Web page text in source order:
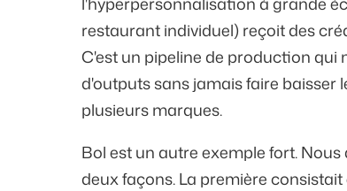
restaurant individuel) reçoit des
C'est un pipeline de production
d'outputs sans jamais faire baisser
plusieurs marques.
Bol est un autre exemple fort.
deux façons. La première